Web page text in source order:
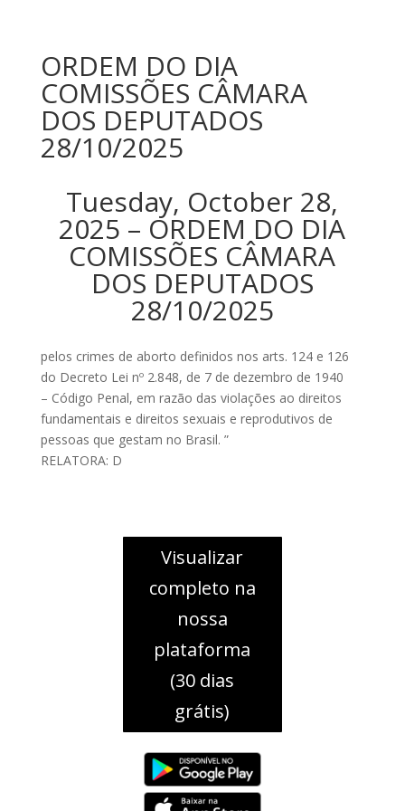
ORDEM DO DIA
COMISSÕES CÂMARA
DOS DEPUTADOS
28/10/2025
Tuesday, October 28,
2025 – ORDEM DO DIA
COMISSÕES CÂMARA
DOS DEPUTADOS
28/10/2025
pelos crimes de aborto definidos nos arts. 124 e 126
do Decreto Lei nº 2.848, de 7 de dezembro de 1940
– Código Penal, em razão das violações ao direitos
fundamentais e direitos sexuais e reprodutivos de
pessoas que gestam no Brasil. ”
RELATORA: D
Visualizar
completo na
nossa
plataforma
(30 dias
grátis)